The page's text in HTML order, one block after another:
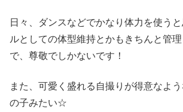
日々、ダンスなどでかなり体力を使う
ルとしての体型維持とかもきちんと管
で、尊敬でしかないです！
また、可愛く盛れる自撮りが得意なよ
の子みたい☆